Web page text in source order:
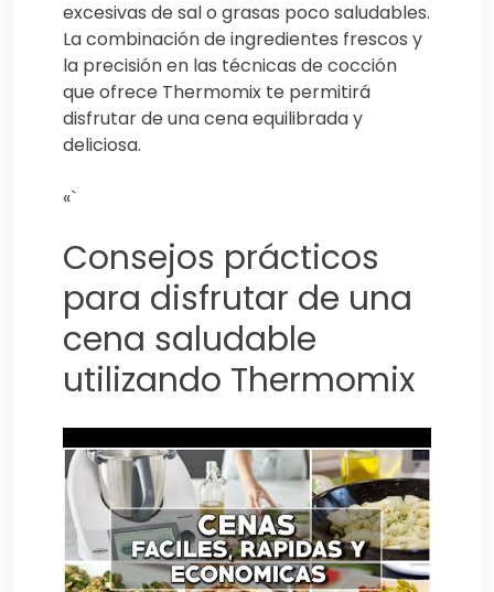
excesivas de sal o grasas poco saludables.
La combinación de ingredientes frescos y
la precisión en las técnicas de cocción
que ofrece Thermomix te permitirá
disfrutar de una cena equilibrada y
deliciosa.
«`
Consejos prácticos
para disfrutar de una
cena saludable
utilizando Thermomix